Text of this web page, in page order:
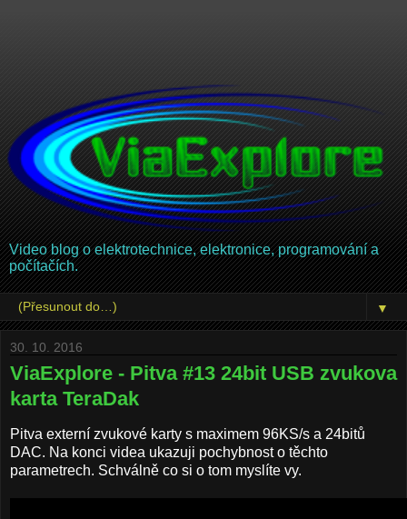
Video blog o elektrotechnice, elektronice, programování a
počítačích.
▼
30. 10. 2016
ViaExplore - Pitva #13 24bit USB zvukova
karta TeraDak
Pitva externí zvukové karty s maximem 96KS/s a 24bitů
DAC. Na konci videa ukazuji pochybnost o těchto
parametrech. Schválně co si o tom myslíte vy.